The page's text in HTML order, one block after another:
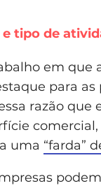
tipo de
em que
para
razão
uma “farda”